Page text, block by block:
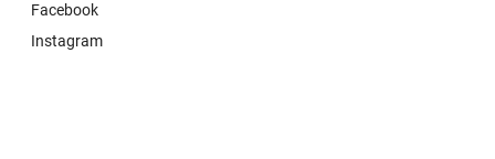
Facebook
Instagram